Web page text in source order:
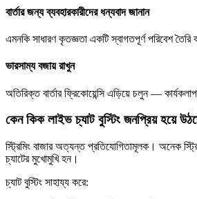
বার্তার জন্য ব্যবহারকারীদের ধন্যবাদ জানান
এমনকি সাধারণ কৃতজ্ঞতা একটি স্বাগতপূর্ণ পরিবেশ তৈরি
ভারসাম্য বজায় রাখুন
অতিরিক্ত বার্তার ফ্রিকোয়েন্সি এড়িয়ে চলুন —
কেন কিক লাইভ চ্যাট বুস্টিং জনপ্রিয় হয়ে
স্ট্রিমিং বাজার অত্যন্ত প্রতিযোগিতামূলক। অনেক
চ্যাটের মুখোমুখি হন।
চ্যাট বুস্টিং সাহায্য করে: